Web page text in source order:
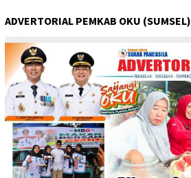
ADVERTORIAL PEMKAB OKU (SUMSEL)